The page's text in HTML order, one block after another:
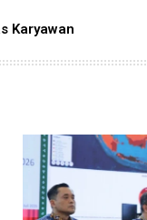
Karyawan